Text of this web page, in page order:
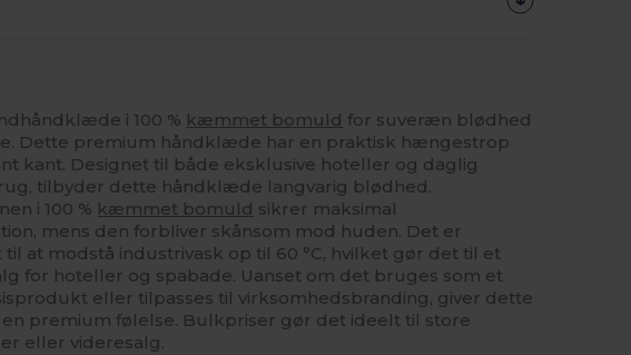
i 100 % kæmmet bomuld for suveræn blødhed
Dette premium håndklæde har en praktisk hængestrop
kant. Designet til både eksklusive hoteller og daglig
tilbyder dette håndklæde langvarig blødhed.
i 100 % kæmmet bomuld sikrer maksimal
mens den forbliver skånsom mod huden. Det er
at modstå industrivask op til 60 °C, hvilket gør det til et
for hoteller og spabade. Uanset om det bruges som et
eller tilpasses til virksomhedsbranding, giver dette
premium følelse. Bulkpriser gør det ideelt til store
eller videresalg.